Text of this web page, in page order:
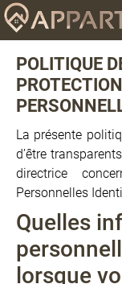
POLITIQUE
La présente
d’être
directrice
Personnelles
Quelles
lorsque